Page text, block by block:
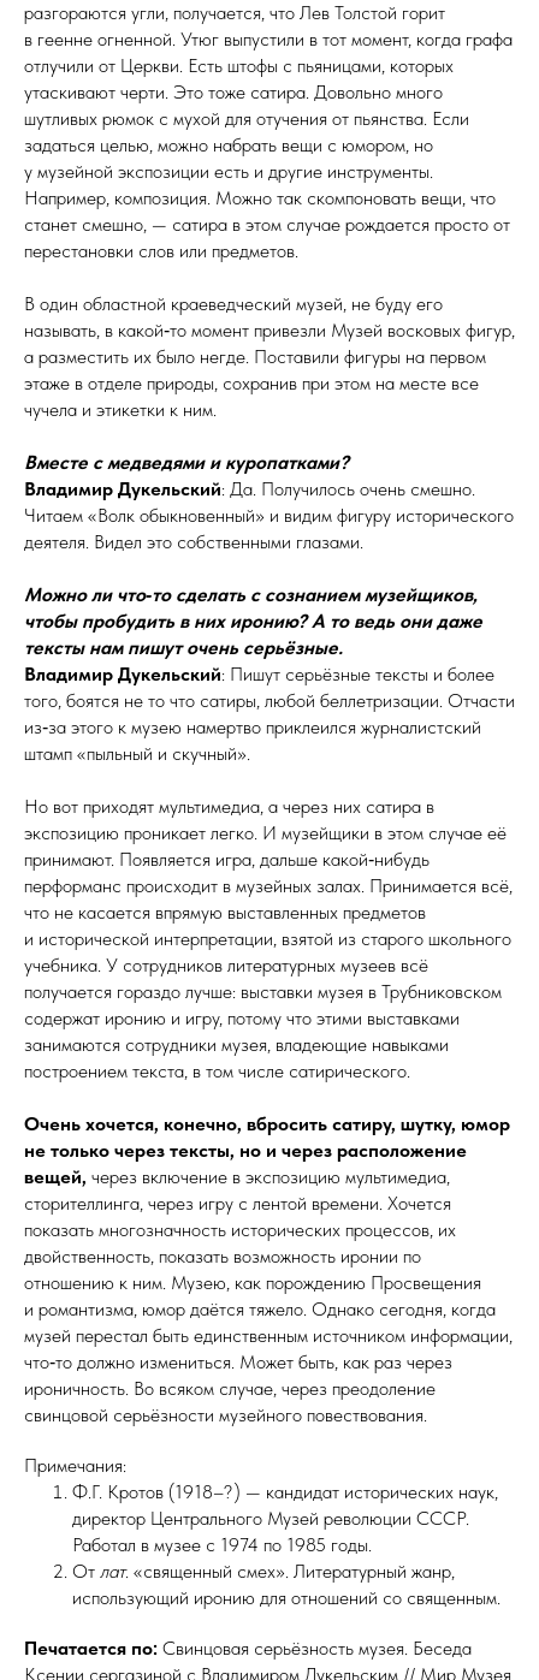
разгораются угли, получается, что Лев Толстой горит
в геенне огненной. Утюг выпустили в тот момент, когда графа
отлучили от Церкви. Есть штофы с пьяницами, которых
утаскивают черти. Это тоже сатира. Довольно много
шутливых рюмок с мухой для отучения от пьянства. Если
задаться целью, можно набрать вещи с юмором, но
у музейной экспозиции есть и другие инструменты.
Например, композиция. Можно так скомпоновать вещи, что
станет смешно, — сатира в этом случае рождается просто от
перестановки слов или предметов.
В один областной краеведческий музей, не буду его
называть, в какой‑то момент привезли Музей восковых фигур,
а разместить их было негде. Поставили фигуры на первом
этаже в отделе природы, сохранив при этом на месте все
чучела и этикетки к ним.
Вместе с медведями и куропатками?
Владимир Дукельский: Да. Получилось очень смешно.
Читаем «Волк обыкновенный» и видим фигуру исторического
деятеля. Видел это собственными гла­зами.
Можно ли что‑то сделать с сознанием музейщиков,
чтобы пробудить в них иронию? А то ведь они даже
тексты нам пишут очень серьёзные.
Владимир Дукельский: Пишут серьёзные тексты и более
того, боятся не то что сатиры, любой беллетризации. Отчасти
из‑за этого к музею намертво приклеился журналистский
штамп «пыльный и скучный».
Но вот приходят мультимедиа, а через них сатира в
экспозицию проникает легко. И музейщики в этом случае её
принимают. Появляется игра, дальше какой‑нибудь
перформанс происходит в музейных залах. Принимается всё,
что не касается впрямую выставленных предметов
и исторической интерпретации, взятой из старого школьного
учебника. У сотрудников литературных музеев всё
получается гораздо лучше: выставки музея в Трубниковском
содержат иронию и игру, потому что этими выставками
занимаются сотрудники музея, владеющие навыками
построением текста, в том числе сатирического.
Очень хочется, конечно, вбросить сатиру, шутку, юмор
не только через тексты, но и через расположение
вещей, через включение в экспозицию мультимедиа,
сторителлинга, через игру с лентой времени. Хочется
показать многозначность исторических процессов, их
двойственность, показать возможность иронии по
отношению к ним. Музею, как порождению Просвещения
и романтизма, юмор даётся тяжело. Однако сегодня, когда
музей перестал быть единственным источником информации,
что‑то должно измениться. Может быть, как раз через
ироничность. Во всяком случае, через преодоление
свинцовой серьёзности музейного повествования.
Примечания:
Ф.Г. Кротов (1918–? ) — кандидат исторических наук,
директор Центрального Музей революции СССР.
Работал в музее с 1974 по 1985 годы.
От лат. «священный смех». Литературный жанр,
использующий иронию для отношений со священным.
Печатается по: Свинцовая серьёзность музея. Беседа
Ксении сергазиной с Владимиром Дукельским // Мир Музея.